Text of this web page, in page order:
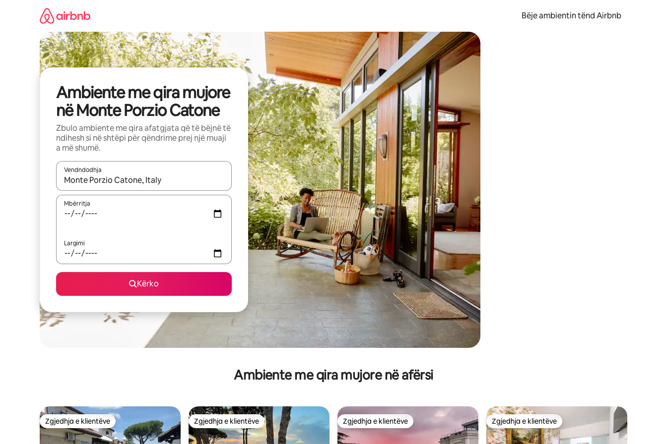
Bëje ambientin tënd Airbnb
Ambiente me qira mujore
në Monte Porzio Catone
Zbulo ambiente me qira afatgjata që të bëjnë të
ndihesh si në shtëpi për qëndrime prej një muaji
a më shumë.
Vendndodhja
Kur rezultatet të jenë të disponueshme, lëviz me butonat e shigjetave lart e poshtë ose eksploro duke prekur ose duke lëvizur ekranin.
Mbërritja
Largimi
Kërko
Ambiente me qira mujore në afërsi
Zgjedhja e klientëve
Zgjedhja e klientëve Zgjedhja e klientëve
Zgjedhja e klientëve Zgjedhja e klientëve
Zgjedhja e klientëve Zgjedhja e klientëve
Zgjedhja e klientëve